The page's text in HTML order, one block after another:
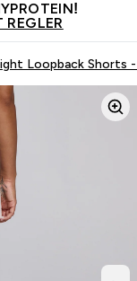
Loopback Shorts -